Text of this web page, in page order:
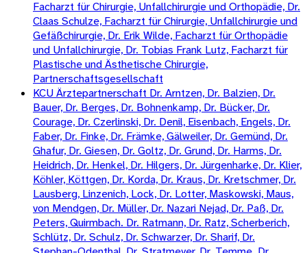
Facharzt für Chirurgie, Unfallchirurgie und Orthopädie, Dr.
Claas Schulze, Facharzt für Chirurgie, Unfallchirurgie und
Gefäßchirurgie, Dr. Erik Wilde, Facharzt für Orthopädie
und Unfallchirurgie, Dr. Tobias Frank Lutz, Facharzt für
Plastische und Ästhetische Chirurgie,
Partnerschaftsgesellschaft
KCU Ärztepartnerschaft Dr. Arntzen, Dr. Balzien, Dr.
Bauer, Dr. Berges, Dr. Bohnenkamp, Dr. Bücker, Dr.
Courage, Dr. Czerlinski, Dr. Denil, Eisenbach, Engels, Dr.
Faber, Dr. Finke, Dr. Främke, Gälweiler, Dr. Gemünd, Dr.
Ghafur, Dr. Giesen, Dr. Goltz, Dr. Grund, Dr. Harms, Dr.
Heidrich, Dr. Henkel, Dr. Hilgers, Dr. Jürgenharke, Dr. Klier,
Köhler, Köttgen, Dr. Korda, Dr. Kraus, Dr. Kretschmer, Dr.
Lausberg, Linzenich, Lock, Dr. Lotter, Maskowski, Maus,
von Mendgen, Dr. Müller, Dr. Nazari Nejad, Dr. Paß, Dr.
Peters, Quirmbach. Dr. Ratmann, Dr. Ratz, Scherberich,
Schlütz, Dr. Schulz, Dr. Schwarzer, Dr. Sharif, Dr.